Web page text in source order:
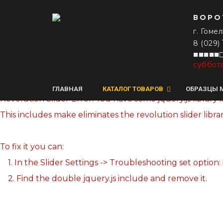
г.
8 (029)
ГЛАВНАЯ КАТАЛОГ ТОВАРОВ ОБРАЗЦЫ
Revolution Slider Error: You have some jquery.js
This includes make eliminates the revolution slider
To fix it you can:
1. In the Slider Settings -> Troubleshooting set option:
2. Find the double jquery.js include and remove it.